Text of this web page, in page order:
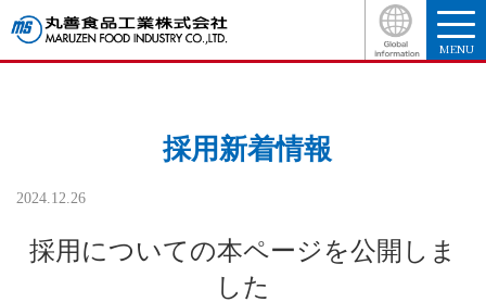
MENU
採用新着情報
2024.12.26
採用についての本ページを公開しま
した